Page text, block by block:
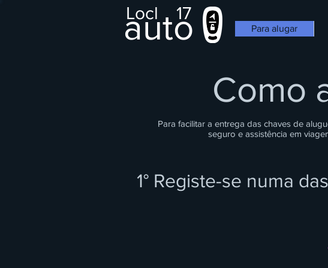
Locl 17
auto Para alugar
Como
Para facilitar a entrega das chaves de
seguro e assistência em
1° Registe-se numa